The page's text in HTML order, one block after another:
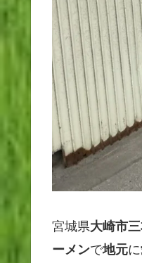
宮城県大崎市
ーメンで地元に